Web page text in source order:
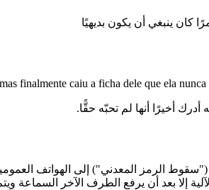
كان ينبغي أن يكون بديهيًا
finalmente caiu a ficha dele que ela nunca
أدرك أخيرًا أنها لم تحبّه حقًّا.
("سقوط الرمز المعدني") إلى الهواتف العمومية في البرازيل
إلا بعد أن يرفع الطرف الآخر السماعة